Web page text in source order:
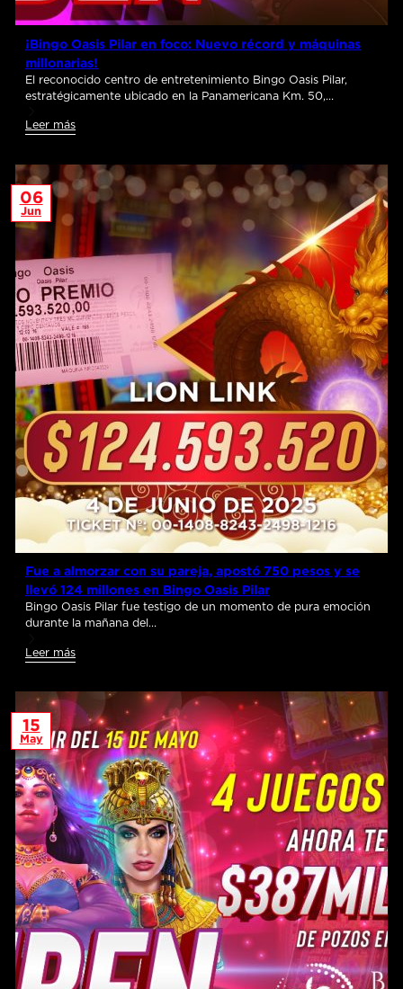
¡Bingo Oasis Pilar en foco: Nuevo récord y máquinas
millonarias!
El reconocido centro de entretenimiento Bingo Oasis Pilar,
estratégicamente ubicado en la Panamericana Km. 50,…
Leer más
06
Jun
Fue a almorzar con su pareja, apostó 750 pesos y se
llevó 124 millones en Bingo Oasis Pilar
Bingo Oasis Pilar fue testigo de un momento de pura emoción
durante la mañana del…
Leer más
15
May